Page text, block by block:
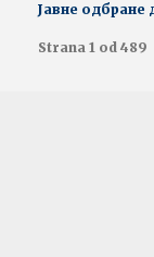
Јавне одбране
Strana 1 od 489